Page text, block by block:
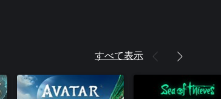
すべて表示